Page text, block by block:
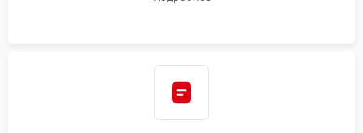
обеспечения правильной циркуляции воздуха внутри